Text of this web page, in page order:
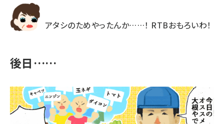
アタシのためやったんか……！ RTBおもろいわ！
後日……